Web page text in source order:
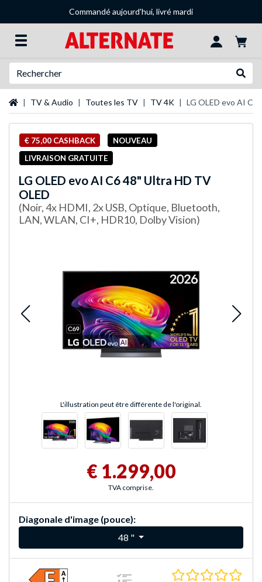
Commandé aujourd'hui, livré mardi
Page d'accueil
TV & Audio Toutes les TV TV 4K LG OLED evo AI C6
€ 75,00 CASHBACK
NOUVEAU
LIVRAISON GRATUITE
LG OLED evo AI C6 48" Ultra HD TV
OLED
(Noir, 4x HDMI, 2x USB, Optique, Bluetooth,
LAN, WLAN, CI+, HDR10, Dolby Vision)
L'illustration peut être différente de l'original.
€ 1.299,00
TVA comprise.
Diagonale d'image (pouce):
48 "